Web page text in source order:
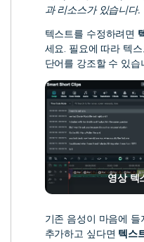
과 리소스가 있습니다.
텍스트를 수정하려면
세요. 필요에 따라 텍
단어를 강조할 수 있습
영상 텍
기존 음성이 마음에
추가하고 싶다면 텍스